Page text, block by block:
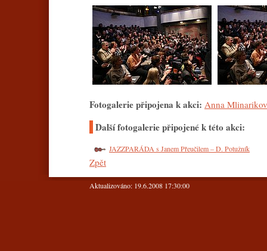
Fotogalerie připojena k akci: Anna
Další fotogalerie připojené k této akci:
JAZZPARÁDA s Janem Přeučilem – D. Potužník
Zpět
Aktualizováno: 19.6.2008 17:30:00